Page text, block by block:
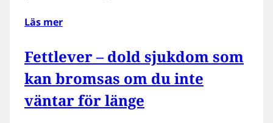
Läs mer
Fettlever – dold sjukdom som
kan bromsas om du inte
väntar för länge